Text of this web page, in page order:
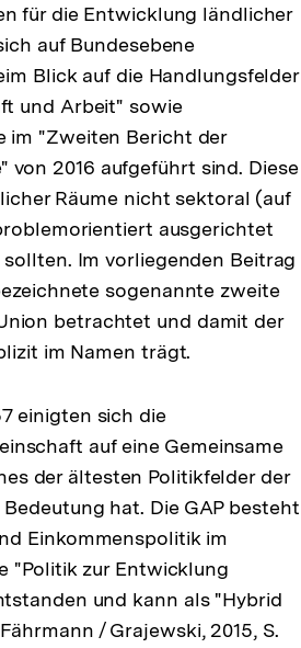
für die Entwicklung ländlicher
auf Bundesebene
Blick auf die Handlungsfelder
und Arbeit" sowie
im "Zweiten Bericht der
von 2016 aufgeführt sind. Diese
Räume nicht sektoral (auf
ausgerichtet
Im vorliegenden Beitrag
sogenannte zweite
betrachtet und damit der
im Namen trägt.
einigten sich die
auf eine Gemeinsame
der ältesten Politikfelder der
hat. Die GAP besteht
Einkommenspolitik im
"Politik zur Entwicklung
und kann als "Hybrid
/ Grajewski, 2015, S.